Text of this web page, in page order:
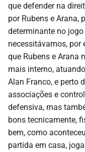
que defender na
por Rubens e Arana,
determinante no jogo
necessitávamos, por
que Rubens e Arana
mais interno,
Alan Franco, e perto
associações e
defensiva, mas
bons tecnicamente,
bem, como
partida em casa,